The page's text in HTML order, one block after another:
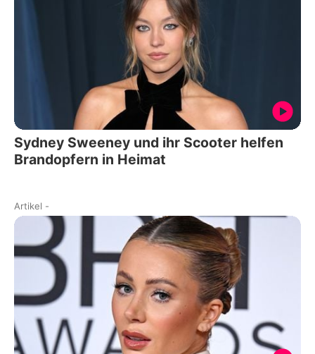
Sydney Sweeney und ihr Scooter helfen
Brandopfern in Heimat
Artikel -